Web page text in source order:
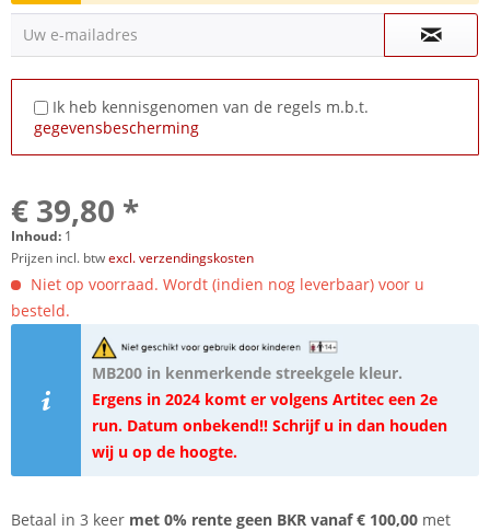
Uw e-mailadres
Ik heb kennisgenomen van de regels m.b.t.
gegevensbescherming
€ 39,80 *
Inhoud: 1
Prijzen incl. btwexcl. verzendingskosten
Niet op voorraad. Wordt (indien nog leverbaar) voor u
besteld.
MB200 in kenmerkende streekgele kleur.
Ergens in 2024 komt er volgens Artitec een 2e
run. Datum onbekend!! Schrijf u in dan houden
wij u op de hoogte.
Betaal in 3 keer met 0% rente geen BKR vanaf € 100,00 met